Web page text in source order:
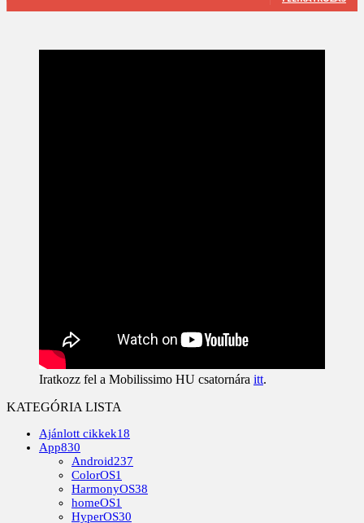
Iratkozz fel a Mobilissimo HU csatornára itt.
KATEGÓRIA LISTA
Ajánlott cikkek18
App830
Android237
ColorOS1
HarmonyOS38
homeOS1
HyperOS30